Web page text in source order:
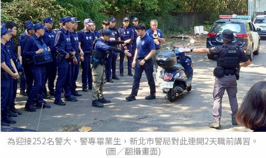
為迎接252名警大、警專畢業生，新北市警局對此連開2天職前講習。
(圖／翻攝畫面)